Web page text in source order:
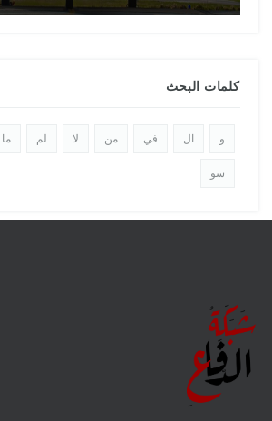
كلمات البحث
و ال في من لا لم ما
سو